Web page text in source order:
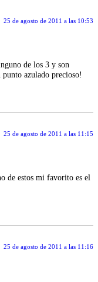
25 de agosto de 2011 a las 10:53
de los 3 y son
azulado precioso!
25 de agosto de 2011 a las 11:15
de estos mi favorito es el
25 de agosto de 2011 a las 11:16